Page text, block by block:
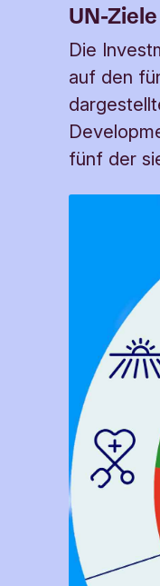
UN-
Die
auf den
fünf der